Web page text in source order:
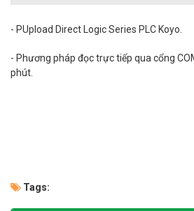
- PUpload Direct Logic Series PLC Koyo.
- Phương pháp đọc trực tiếp qua cổng
phút.
Tags: